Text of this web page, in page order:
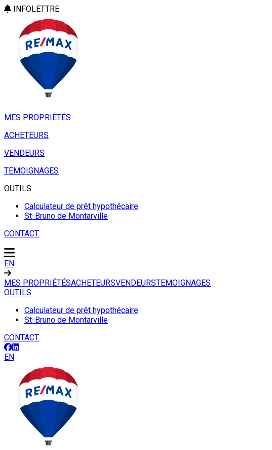
INFOLETTRE
MES PROPRIÉTÉS
ACHETEURS
VENDEURS
TEMOIGNAGES
OUTILS
Calculateur de prêt hypothécaire
St-Bruno de Montarville
CONTACT
EN
MES PROPRIÉTÉSACHETEURSVENDEURSTEMOIGNAGES
OUTILS
Calculateur de prêt hypothécaire
St-Bruno de Montarville
CONTACT
EN